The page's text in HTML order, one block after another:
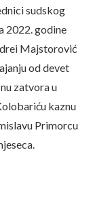
sudskog
2022. godine
Majstorović
od devet
zatvora u
kaznu
Primorcu